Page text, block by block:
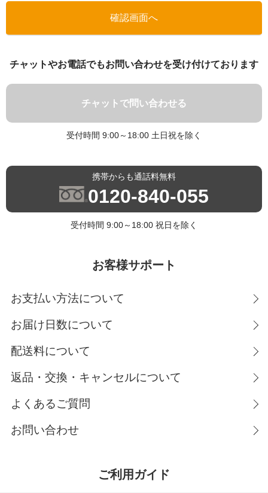
チャットやお電話でもお問い合わせを受け付けております
チャットで問い合わせる
受付時間 9:00～18:00 土日祝を除く
携帯からも通話料無料
0120-840-055
受付時間 9:00～18:00 祝日を除く
お客様サポート
お支払い方法について
お届け日数について
配送料について
返品・交換・キャンセルについて
よくあるご質問
お問い合わせ
ご利用ガイド